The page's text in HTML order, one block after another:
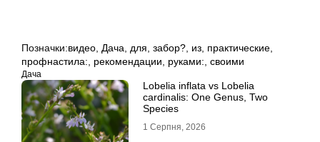
Позначки:видео Дача для забор? из практические
профнастила:
рекомендации руками: своими
Дача
Lobelia inflata vs Lobelia
cardinalis: One Genus, Two
Species
1 Серпня, 2026